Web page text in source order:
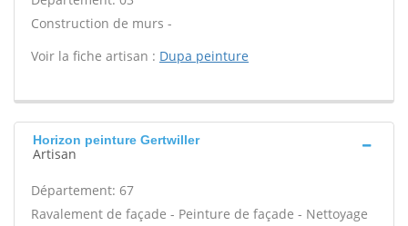
Construction de murs -
Voir la fiche artisan : Dupa peinture
Horizon peinture Gertwiller
Artisan
Département: 67
Ravalement de façade - Peinture de façade - Nettoyage